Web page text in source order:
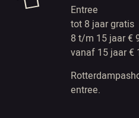
Entree
tot 8 jaar gratis
8 t/m 15 jaar €
vanaf 15 jaar €
entree.